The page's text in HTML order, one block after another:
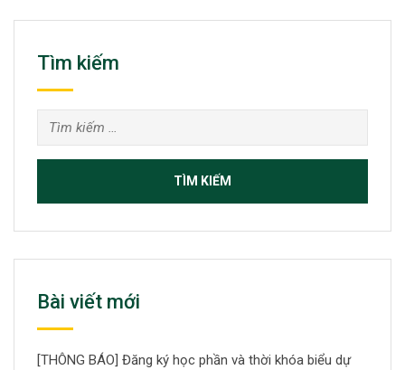
Tìm kiếm
Tìm
kiếm
Bài viết mới
[THÔNG BÁO] Đăng ký học phần và thời khóa biểu dự